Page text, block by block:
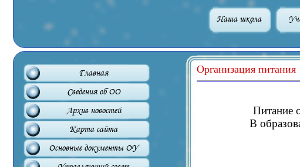
Наша школа
Главная
Сведения об ОО
Архив новостей
Карта сайта
Основные документы ОУ
Организация питания
Питание
В